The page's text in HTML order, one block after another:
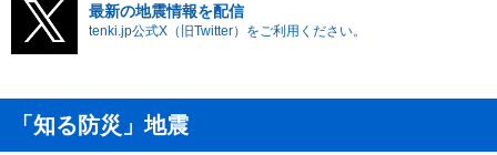
最新の地震情報を配信
tenki.jp公式X（旧Twitter）をご利用ください。
「知る防災」地震